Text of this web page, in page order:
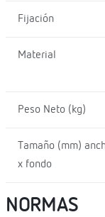
Fijación
Material
Peso Neto (kg)
Tamaño (mm)
x fondo
NORMAS